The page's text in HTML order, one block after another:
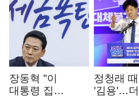
장동혁 "이
대통령 집
정청래
'김용'…